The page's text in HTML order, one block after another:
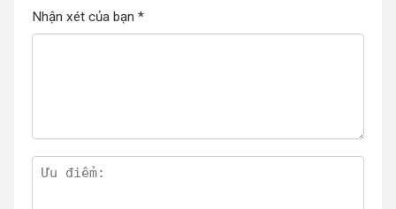
Nhận xét của bạn *